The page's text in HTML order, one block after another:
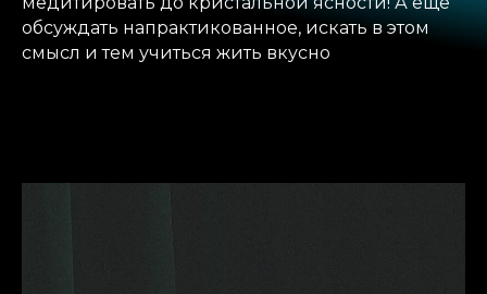
обсуждать напрактикованное, искать в этом
смысл и тем учиться жить вкусно